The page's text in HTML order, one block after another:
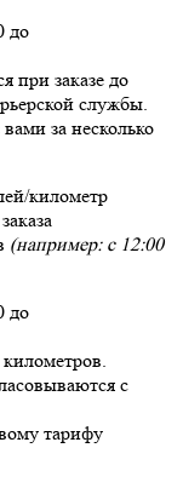
до
при заказе до
службы.
за несколько
километр
(например: с 12:00
до
с
тарифу